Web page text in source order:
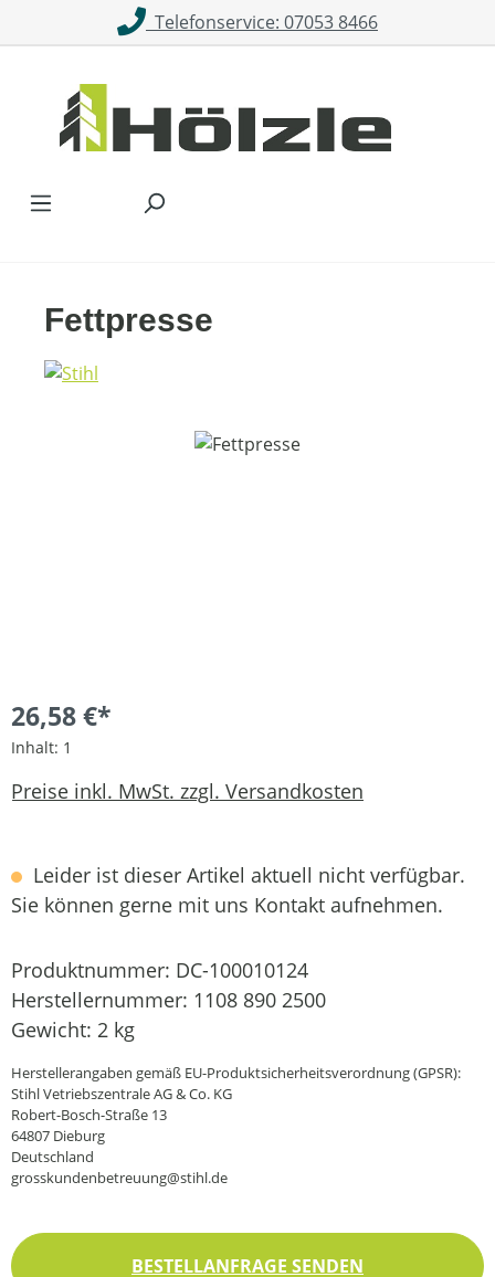
Zum Hauptinhalt springenTelefonservice: 07053 8466
Fettpresse
Bildergalerie überspringen
26,58 €*
Inhalt: 1
Preise inkl. MwSt. zzgl. Versandkosten
Leider ist dieser Artikel aktuell nicht verfügbar.
Sie können gerne mit uns Kontakt aufnehmen.
Produktnummer: DC-100010124
Herstellernummer: 1108 890 2500
Gewicht: 2 kg
Herstellerangaben gemäß EU-Produktsicherheitsverordnung (GPSR):
Stihl Vetriebszentrale AG & Co. KG
Robert-Bosch-Straße 13
64807 Dieburg
Deutschland
grosskundenbetreuung@stihl.de
BESTELLANFRAGE SENDEN